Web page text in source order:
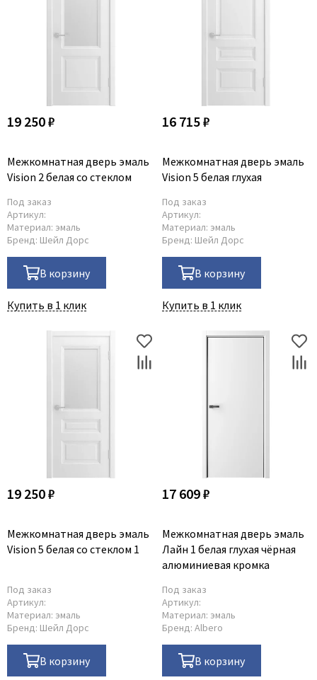
Двери по RAL/NCS
19 250 ₽
Межкомнатная дверь эмаль
Vision 2 белая со стеклом
Под заказ
Артикул:
Материал: эмаль
Бренд: Шейл Дорс
В корзину
Купить в 1 клик
16 715 ₽
Межкомнатная дверь эмаль
Vision 5 белая глухая
Под заказ
Артикул:
Материал: эмаль
Бренд: Шейл Дорс
В корзину
Купить в 1 клик
19 250 ₽
Межкомнатная дверь эмаль
Vision 5 белая со стеклом 1
Под заказ
Артикул:
Материал: эмаль
Бренд: Шейл Дорс
В корзину
17 609 ₽
Межкомнатная дверь эмаль
Лайн 1 белая глухая чёрная
алюминиевая кромка
Под заказ
Артикул:
Материал: эмаль
Бренд: Albero
В корзину